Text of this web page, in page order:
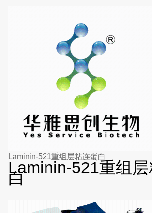
Laminin-521重组层粘连蛋白
Laminin-521重组
白